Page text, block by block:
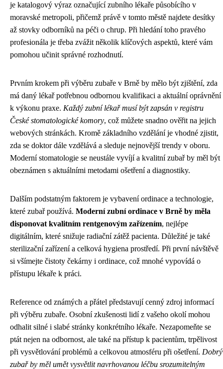
je katalogový výraz označující zubního lékaře působícího v
moravské metropoli, přičemž právě v tomto městě najdete desítky
až stovky odborníků na péči o chrup. Při hledání toho pravého
profesionála je třeba zvážit několik klíčových aspektů, které vám
pomohou učinit správné rozhodnutí.
Prvním krokem při výběru zubaře v Brně by mělo být zjištění, zda
má daný lékař potřebnou odbornou kvalifikaci a aktuální oprávnění
k výkonu praxe. Každý zubní lékař musí být zapsán v registru
České stomatologické komory, což můžete snadno ověřit na jejich
webových stránkách. Kromě základního vzdělání je vhodné zjistit,
zda se doktor dále vzdělává a sleduje nejnovější trendy v oboru.
Moderní stomatologie se neustále vyvíjí a kvalitní zubař by měl být
obeznámen s aktuálními metodami ošetření a diagnostiky.
Dalším podstatným faktorem je vybavení ordinace a technologie,
které zubař používá. Moderní zubní ordinace v Brně by měla
disponovat kvalitním rentgenovým zařízením, nejlépe
digitálním, které snižuje radiační zátěž pacienta. Důležité je také
sterilizační zařízení a celková hygiena prostředí. Při první návštěvě
si všímejte čistoty čekárny i ordinace, což mnohé vypovídá o
přístupu lékaře k práci.
Reference od známých a přátel představují cenný zdroj informací
při výběru zubaře. Osobní zkušenosti lidí z vašeho okolí mohou
odhalit silné i slabé stránky konkrétního lékaře. Nezapomeňte se
ptát nejen na odbornost, ale také na přístup k pacientům, trpělivost
při vysvětlování problémů a celkovou atmosféru při ošetření. Dobrý
zubař by měl umět vysvětlit navrhovanou léčbu srozumitelným